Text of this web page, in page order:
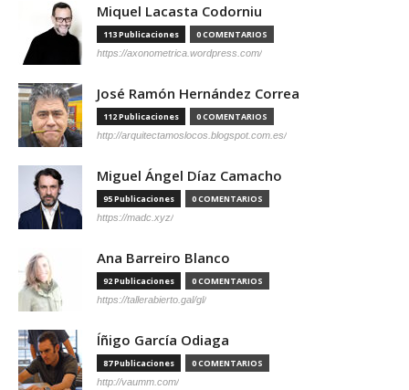
Miquel Lacasta Codorniu
113 Publicaciones 0 COMENTARIOS
https://axonometrica.wordpress.com/
José Ramón Hernández Correa
112 Publicaciones 0 COMENTARIOS
http://arquitectamoslocos.blogspot.com.es/
Miguel Ángel Díaz Camacho
95 Publicaciones 0 COMENTARIOS
https://madc.xyz/
Ana Barreiro Blanco
92 Publicaciones 0 COMENTARIOS
https://tallerabierto.gal/gl/
Íñigo García Odiaga
87 Publicaciones 0 COMENTARIOS
http://vaumm.com/